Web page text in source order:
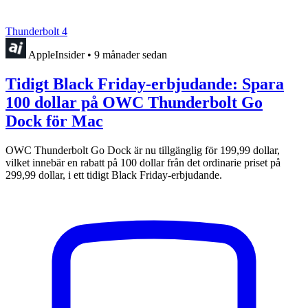
Thunderbolt 4
AppleInsider • 9 månader sedan
Tidigt Black Friday-erbjudande: Spara
100 dollar på OWC Thunderbolt Go
Dock för Mac
OWC Thunderbolt Go Dock är nu tillgänglig för 199,99 dollar,
vilket innebär en rabatt på 100 dollar från det ordinarie priset på
299,99 dollar, i ett tidigt Black Friday-erbjudande.